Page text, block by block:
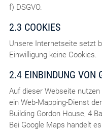
f) DSGVO.
2.3 COOKIES
Unsere Internetseite setzt
Einwilligung keine Cookies.
2.4 EINBINDUNG VON
Auf dieser Webseite
ein Web-Mapping-Dienst
Building Gordon House, 4
Bei Google Maps handelt